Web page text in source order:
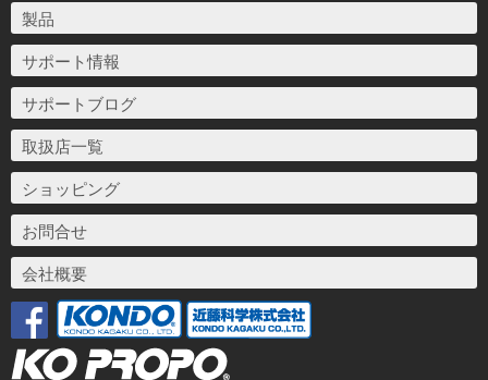
製品
サポート情報
サポートブログ
取扱店一覧
ショッピング
お問合せ
会社概要